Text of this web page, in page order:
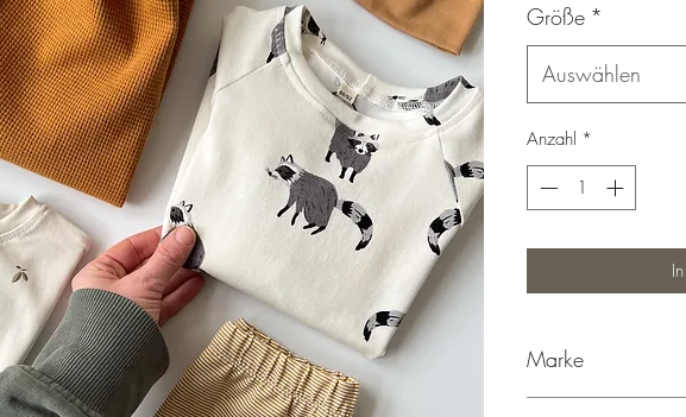
Größe *
Auswählen
Anzahl *
Marke